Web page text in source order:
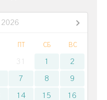
2026
СБ ВС
31 1 2
7 8 9
14 15 16